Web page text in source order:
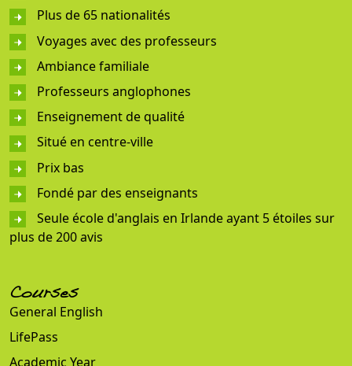
Plus de 65 nationalités
Voyages avec des professeurs
Ambiance familiale
Professeurs anglophones
Enseignement de qualité
Situé en centre-ville
Prix bas
Fondé par des enseignants
Seule école d'anglais en Irlande ayant 5 étoiles sur
plus de 200 avis
Courses
General English
LifePass
Academic Year